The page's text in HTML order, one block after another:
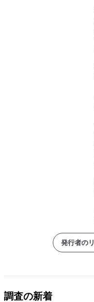
発行者の
調査の新着